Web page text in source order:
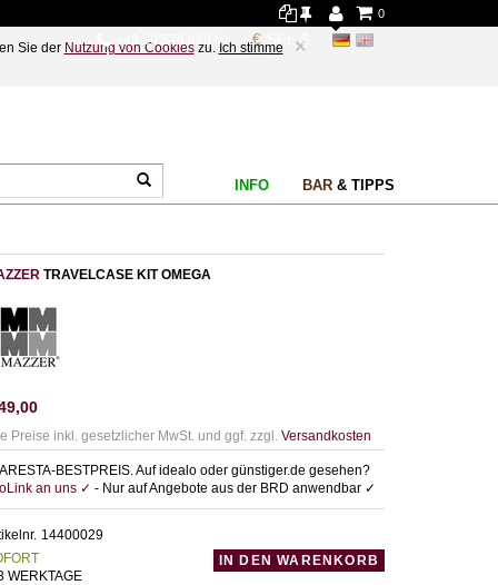
Sie der Nutzung von Cookieszu. Ich stimme ×
0
+49 89 578 689 61
BAR& TIPPS
INFO
TRAVELCASE KIT OMEGA
Preise inkl. gesetzlicher MwSt. und ggf. zzgl. Versandkosten
BESTPREIS. Auf idealo oder günstiger.de gesehen?
an uns ✓ - Nur auf Angebote aus der BRD anwendbar ✓
14400029
WERKTAGE
IN DEN WARENKORB